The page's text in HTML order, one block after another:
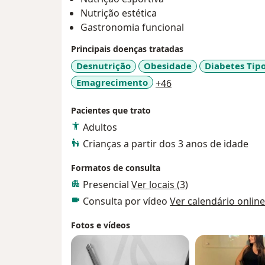
uma vivência incrível e diria até o privilégio
cuidado ao próximo e entender que cada
particularidades devem ser consideradas
Findada a Residência, dei continuidade a
qualificação e me especializei também em
Pesquisa e Gestão em Saúde – IPGS. De
da atualização profissional constante,
Sou uma profissional que visa oferecer os
tecnológicos disponíveis no mercado para
nutricional. O meu comprometimento está
Nutrição estética
Gastronomia funcional
Principais doenças tratadas
Desnutrição Obesidade Diabetes
Emagrecimento
+46
Pacientes que trato
Adultos
Crianças a partir dos 3 anos de idade
Formatos de consulta
Presencial Ver locais (3)
Consulta por vídeo Ver calendário online
Fotos e vídeos